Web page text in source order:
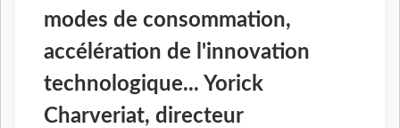
modes de consommation,
accélération de l'innovation
technologique... Yorick
Charveriat, directeur